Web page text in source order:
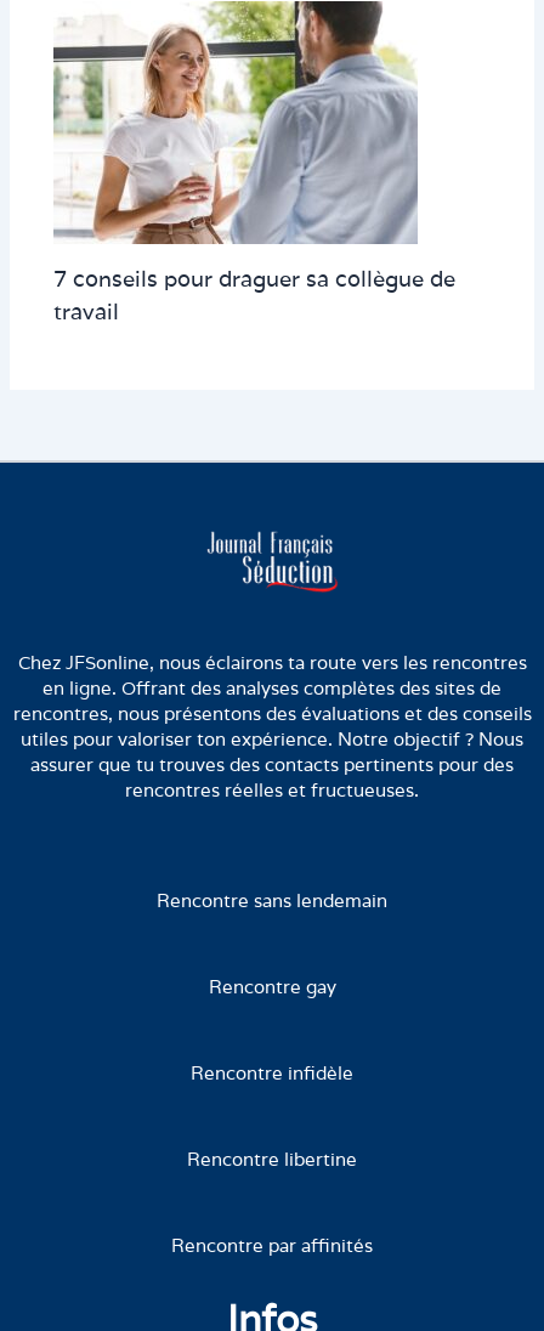
7 conseils pour draguer sa collègue de
travail
Chez JFSonline, nous éclairons ta route vers les rencontres
en ligne. Offrant des analyses complètes des sites de
rencontres, nous présentons des évaluations et des conseils
utiles pour valoriser ton expérience. Notre objectif ? Nous
assurer que tu trouves des contacts pertinents pour des
rencontres réelles et fructueuses.
Rencontre sans lendemain
Rencontre gay
Rencontre infidèle
Rencontre libertine
Rencontre par affinités
Infos